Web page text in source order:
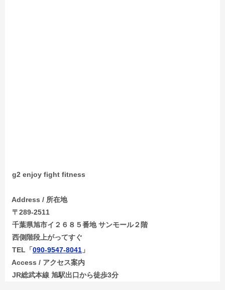
g2 enjoy fight fitness
Address / 所在地
〒289-2511
千葉県旭市イ２６８５番地 サンモール２階
西側階段上がってすぐ
TEL「090-9547-8041 」
Access / アクセス案内
JR総武本線 旭駅出口から徒歩3分